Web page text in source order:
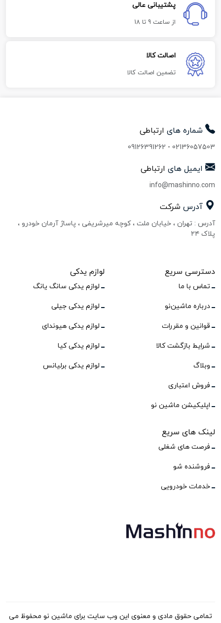
پشتیبانی عالی
از ساعت 9 تا 18
اصالت کالا
تضمین اصالت کالا
شماره های ارتباطی
02136057503
-
09126391262
ایمیل های ارتباطی
info@mashinno.com
آدرس شرکت
آدرس : تهران ، خیابان ملت ، کوچه میرشریفی ، پاساژ آرمان خودرو ،
پلاک ۲۴
دسترسی سریع
تماس با ما
درباره ماشین‌نو
قوانین و مقررات
شرایط بازگشت کالا
وبلاگ
فروش اعتباری
اپلیکیشن ماشین نو
لوازم یدکی
لوازم یدکی سانگ یانگ
لوازم یدکی جیلی
لوازم یدکی هیوندای
لوازم یدکی کیا
لوازم یدکی برلیانس
لینک های سریع
فرصت های شغلی
فروشنده شو
خدمات خودرویی
تمامی حقوق مادی و معنوی این وب سایت برای ماشین نو محفوظ می